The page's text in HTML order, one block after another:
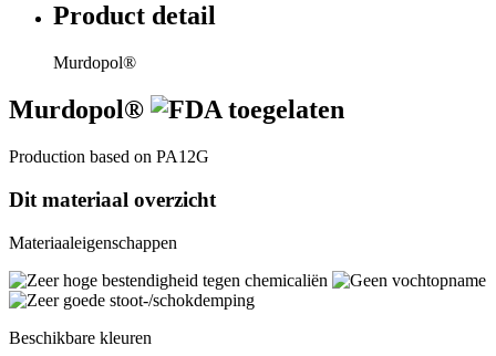
Product detail
Murdopol®
Murdopol®
Production based on PA12G
Dit materiaal overzicht
Materiaaleigenschappen
Beschikbare kleuren